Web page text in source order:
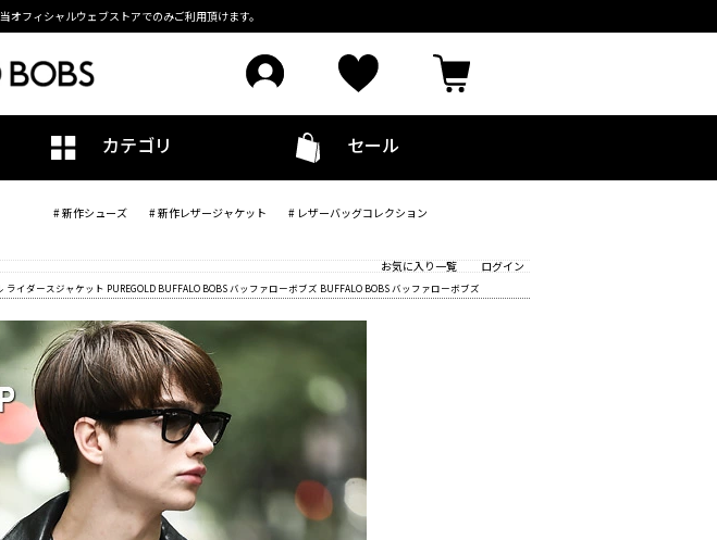
オフィシャルウェブストアでのみご利用頂けます。
カテゴリ セール
# 新作シューズ # 新作レザージャケット # レザーバッグコレクション
お気に入り一覧 ログイン
イダースジャケット PUREGOLD BUFFALO BOBS バッファローボブズ BUFFALO BOBS バッファローボブズ